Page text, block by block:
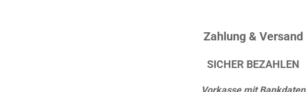
Zahlung & Versand
SICHER BEZAHLEN